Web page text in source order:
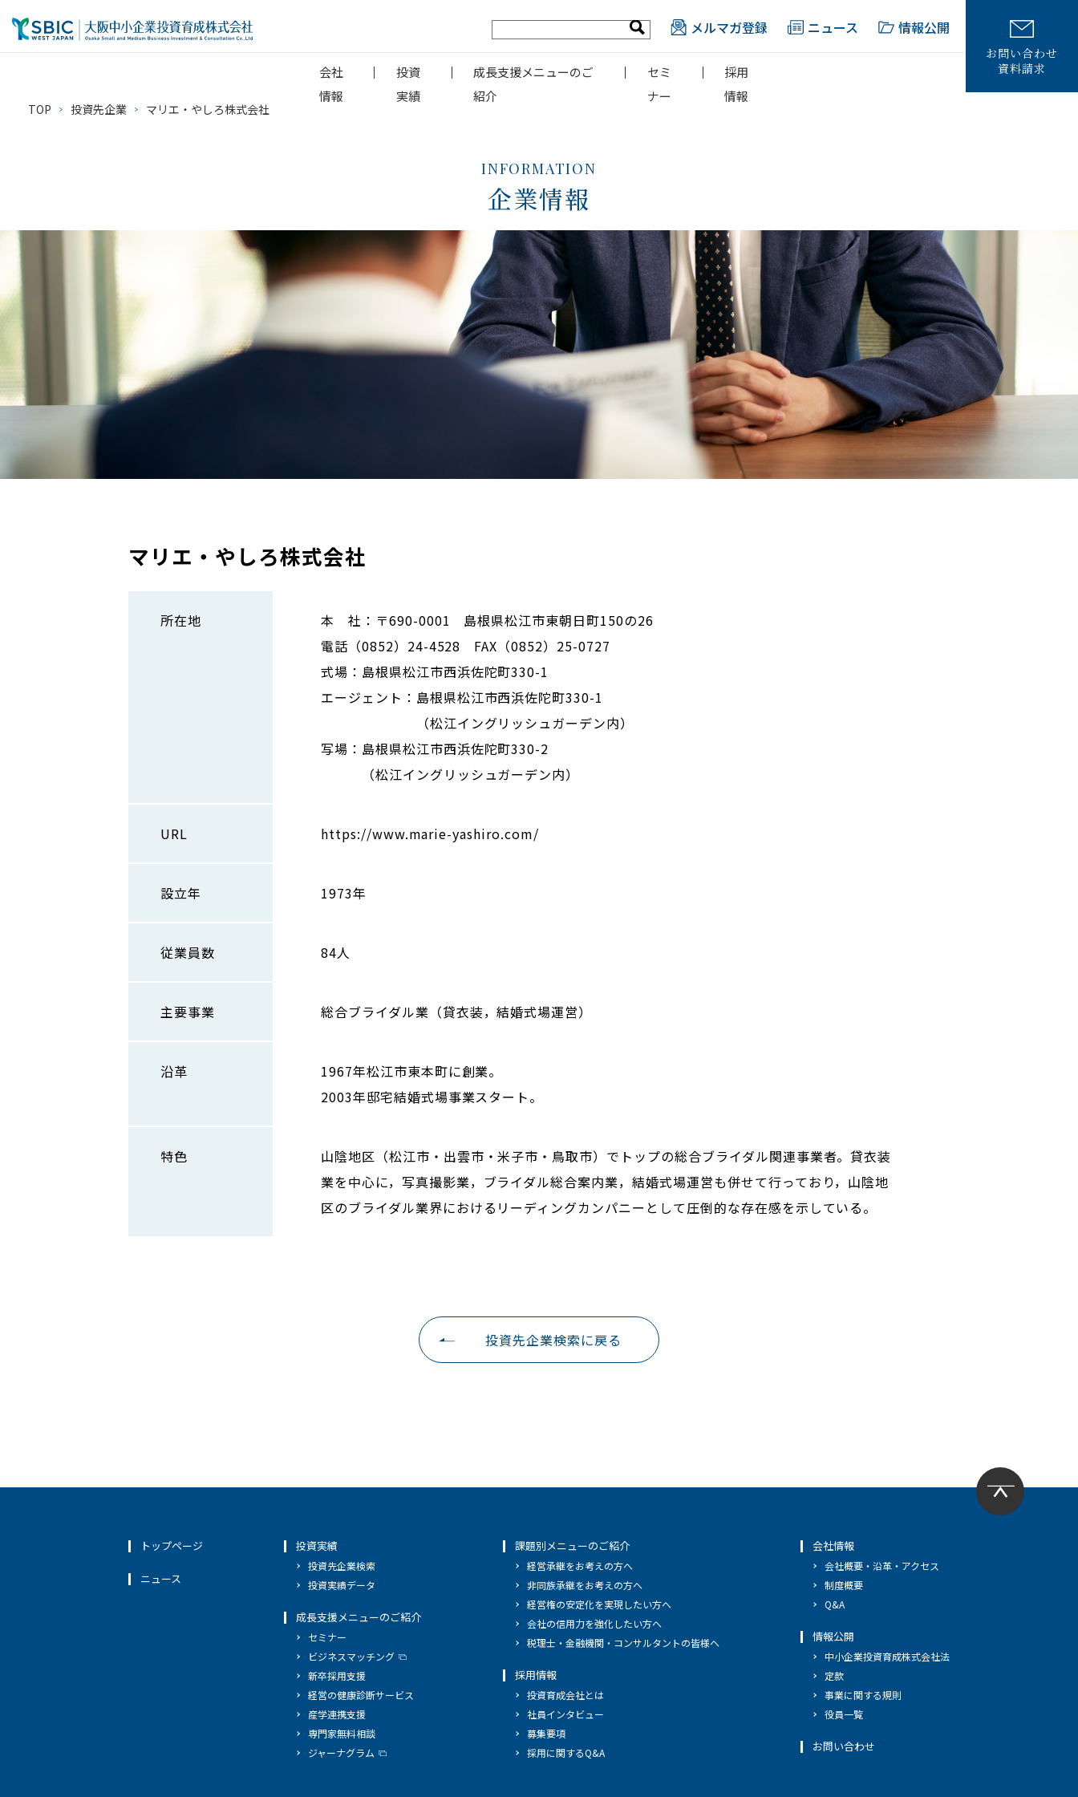
メルマガ登録 ニュース 情報公開
会社
情報
投資
実績
成長支援メニューのご
紹介
セミ
ナー
採用
情報
お問い合わせ
資料請求
TOP 投資先企業 マリエ・やしろ株式会社
INFORMATION
企業情報
マリエ・やしろ株式会社
所在地
本 社：〒690-0001 島根県松江市東朝日町150の26
電話（0852）24-4528 FAX（0852）25-0727
式場：島根県松江市西浜佐陀町330-1
エージェント：島根県松江市西浜佐陀町330-1
（松江イングリッシュガーデン内）
写場：島根県松江市西浜佐陀町330-2
（松江イングリッシュガーデン内）
URL https://www.marie-yashiro.com/
設立年 1973年
従業員数 84人
主要事業 総合ブライダル業（貸衣装，結婚式場運営）
沿革
1967年松江市東本町に創業。
2003年邸宅結婚式場事業スタート。
特色
山陰地区（松江市・出雲市・米子市・鳥取市）でトップの総合ブライダル関連事業者。貸衣装
業を中心に，写真撮影業，ブライダル総合案内業，結婚式場運営も併せて行っており，山陰地
区のブライダル業界におけるリーディングカンパニーとして圧倒的な存在感を示している。
投資先企業検索に戻る
トップページ
ニュース
投資実績
投資先企業検索
投資実績データ
成長支援メニューのご紹介
セミナー
ビジネスマッチング
新卒採用支援
経営の健康診断サービス
産学連携支援
専門家無料相談
ジャーナグラム
課題別メニューのご紹介
経営承継をお考えの方へ
非同族承継をお考えの方へ
経営権の安定化を実現したい方へ
会社の信用力を強化したい方へ
税理士・金融機関・コンサルタントの皆様へ
採用情報
投資育成会社とは
社員インタビュー
募集要項
採用に関するQ&A
会社情報
会社概要・沿革・アクセス
制度概要
Q&A
情報公開
中小企業投資育成株式会社法
定款
事業に関する規則
役員一覧
お問い合わせ